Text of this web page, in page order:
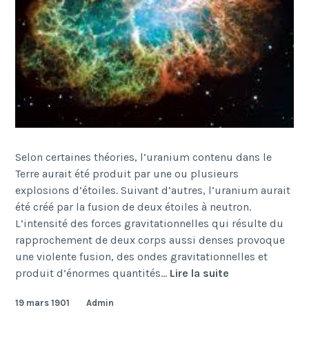
Selon certaines théories, l’uranium contenu dans le
Terre aurait été produit par une ou plusieurs
explosions d’étoiles. Suivant d’autres, l’uranium aurait
été créé par la fusion de deux étoiles à neutron.
L’intensité des forces gravitationnelles qui résulte du
rapprochement de deux corps aussi denses provoque
une violente fusion, des ondes gravitationnelles et
produit d’énormes quantités… Lire la suite
19 mars 1901 Admin